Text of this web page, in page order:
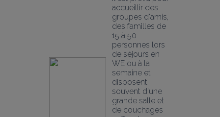
accueillir des
groupes d'amis,
des familles de
15 à 50
personnes lors
de séjours en
WE ou à la
semaine et
disposent
souvent d'une
grande salle et
de couchages